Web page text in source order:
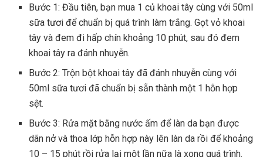
Bước 1: Đầu tiên, bạn mua 1 củ khoai tây cùng với 50ml
sữa tươi để chuẩn bị quá trình làm trắng. Gọt vỏ khoai
tây và đem đi hấp chín khoảng 10 phút, sau đó đem
khoai tây ra đánh nhuyễn.
Bước 2: Trộn bột khoai tây đã đánh nhuyễn cùng với
50ml sữa tươi đã chuẩn bị sẵn thành một 1 hỗn hợp
sệt.
Bước 3: Rửa mặt bằng nước ấm để làn da bạn được
dãn nở và thoa lớp hỗn hợp này lên làn da rồi để khoảng
10 – 15 phút rồi rửa lại một lần nữa là xong quá trình.